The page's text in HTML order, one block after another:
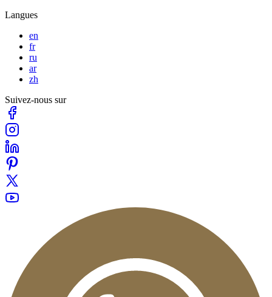
Langues
en
fr
ru
ar
zh
Suivez-nous sur